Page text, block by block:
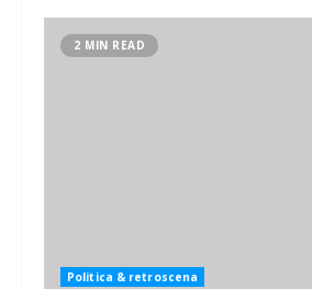
2 MIN READ
Politica & retroscena